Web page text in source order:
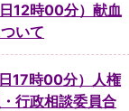
日12時00分）献血
いて
日17時00分）人権
行政相談委員合